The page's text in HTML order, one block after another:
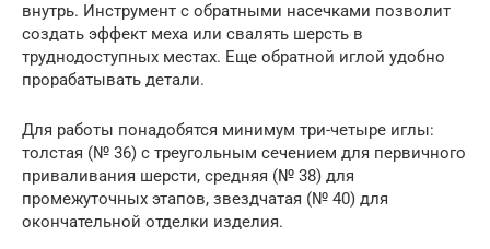
внутрь. Инструмент с обратными насечками позволит
создать эффект меха или свалять шерсть в
труднодоступных местах. Еще обратной иглой удобно
прорабатывать детали.
Для работы понадобятся минимум три-четыре иглы:
толстая (№ 36) с треугольным сечением для первичного
приваливания шерсти, средняя (№ 38) для
промежуточных этапов, звездчатая (№ 40) для
окончательной отделки изделия.